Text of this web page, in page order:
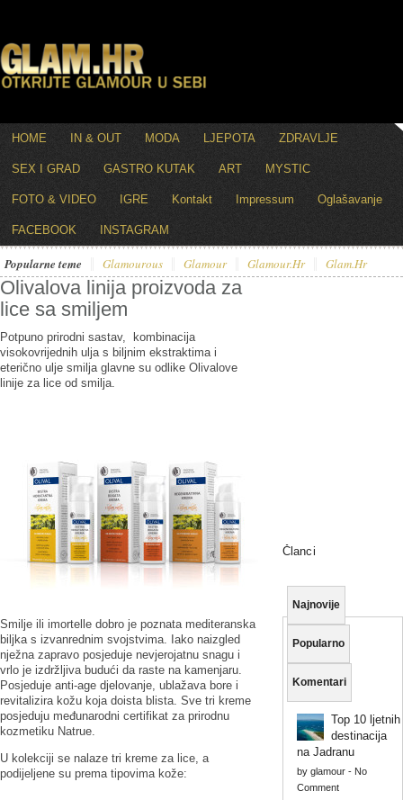
HOME IN & OUT MODA LJEPOTA ZDRAVLJE
SEX I GRAD GASTRO KUTAK ART MYSTIC
FOTO & VIDEO IGRE Kontakt Impressum Oglašavanje
FACEBOOK INSTAGRAM
Popularne teme Glamourous Glamour Glamour.hr Glam.hr
Olivalova linija proizvoda za
lice sa smiljem
Potpuno prirodni sastav, kombinacija
visokovrijednih ulja s biljnim ekstraktima i
eterično ulje smilja glavne su odlike Olivalove
linije za lice od smilja.
Smilje ili imortelle dobro je poznata mediteranska
biljka s izvanrednim svojstvima. Iako naizgled
nježna zapravo posjeduje nevjerojatnu snagu i
vrlo je izdržljiva budući da raste na kamenjaru.
Posjeduje anti-age djelovanje, ublažava bore i
revitalizira kožu koja doista blista. Sve tri kreme
posjeduju međunarodni certifikat za prirodnu
kozmetiku Natrue.
U kolekciji se nalaze tri kreme za lice, a
podijeljene su prema tipovima kože:
Članci
Najnovije
Popularno
Komentari
Top 10 ljetnih
destinacija
na Jadranu
by glamour- No
Comment